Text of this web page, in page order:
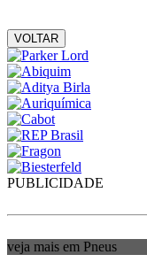
VOLTAR
PUBLICIDADE
veja mais em Pneus